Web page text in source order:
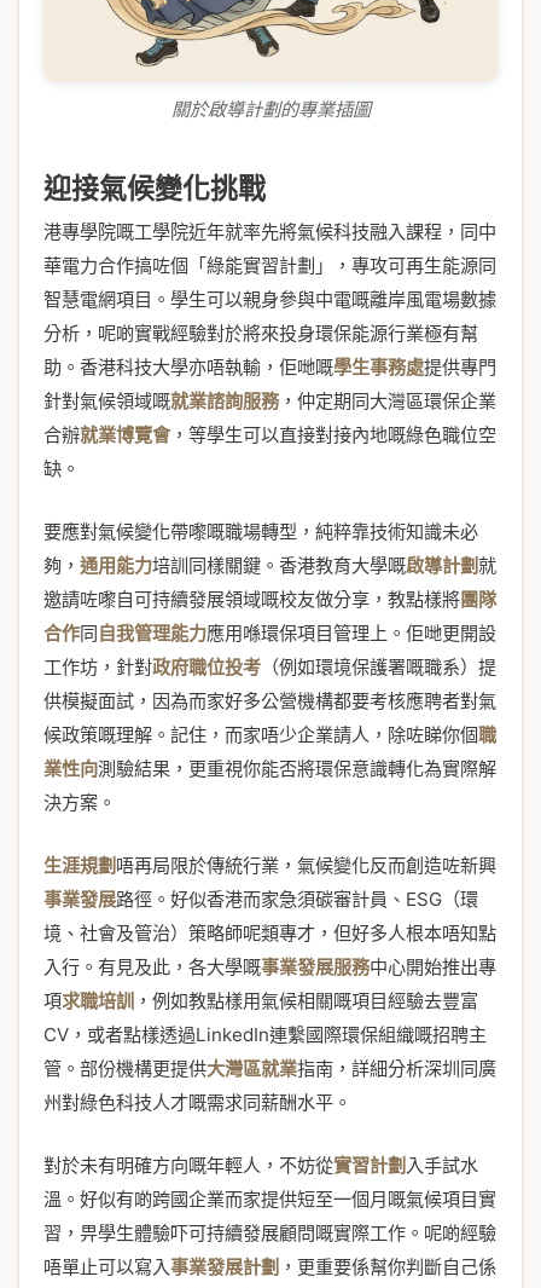
關於啟導計劃的專業插圖
迎接氣候變化挑戰
港專學院嘅工學院近年就率先將氣候科技融入課程，同中
華電力合作搞咗個「綠能實習計劃」，專攻可再生能源同
智慧電網項目。學生可以親身參與中電嘅離岸風電場數據
分析，呢啲實戰經驗對於將來投身環保能源行業極有幫
助。香港科技大學亦唔執輸，佢哋嘅學生事務處提供專門
針對氣候領域嘅就業諮詢服務，仲定期同大灣區環保企業
合辦就業博覽會，等學生可以直接對接內地嘅綠色職位空
缺。
要應對氣候變化帶嚟嘅職場轉型，純粹靠技術知識未必
夠， 通用能力培訓同樣關鍵。香港教育大學嘅啟導計劃就
邀請咗嚟自可持續發展領域嘅校友做分享，教點樣將團隊
合作同自我管理能力應用喺環保項目管理上。佢哋更開設
工作坊，針對政府職位投考 （例如環境保護署嘅職系）提
供模擬面試，因為而家好多公營機構都要考核應聘者對氣
候政策嘅理解。記住，而家唔少企業請人，除咗睇你個職
業性向測驗結果，更重視你能否將環保意識轉化為實際解
決方案。
生涯規劃 唔再局限於傳統行業，氣候變化反而創造咗新興
事業發展路徑。好似香港而家急須碳審計員、ESG（環
境、社會及管治）策略師呢類專才，但好多人根本唔知點
入行。有見及此，各大學嘅事業發展服務中心開始推出專
項求職培訓 ，例如教點樣用氣候相關嘅項目經驗去豐富
CV，或者點樣透過LinkedIn連繫國際環保組織嘅招聘主
管。部份機構更提供大灣區就業指南，詳細分析深圳同廣
州對綠色科技人才嘅需求同薪酬水平。
對於未有明確方向嘅年輕人，不妨從實習計劃 入手試水
溫。好似有啲跨國企業而家提供短至一個月嘅氣候項目實
習，畀學生體驗吓可持續發展顧問嘅實際工作。呢啲經驗
唔單止可以寫入事業發展計劃 ，更重要係幫你判斷自己係